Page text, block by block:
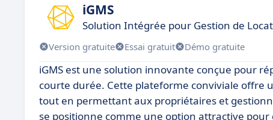
iGMS
Solution Intégrée pour Gestion de
Version gratuite Essai gratuit Démo gratuite
iGMS est une solution innovante conçue pour
courte durée. Cette plateforme conviviale offre
tout en permettant aux propriétaires et
se positionne comme une option attractive